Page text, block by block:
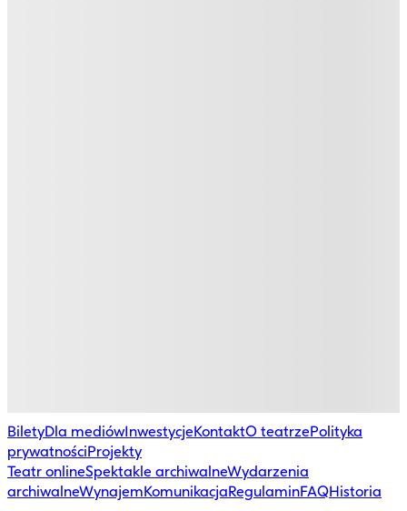
BiletyDla mediówInwestycjeKontaktO teatrzePolityka
prywatnościProjekty
Teatr onlineSpektakle archiwalneWydarzenia
archiwalneWynajemKomunikacjaRegulaminFAQHistoria